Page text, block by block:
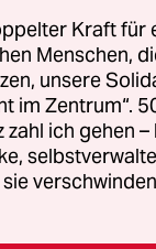
Kraft für
Menschen,
unsere
im Zentrum“.
zahl ich gehen